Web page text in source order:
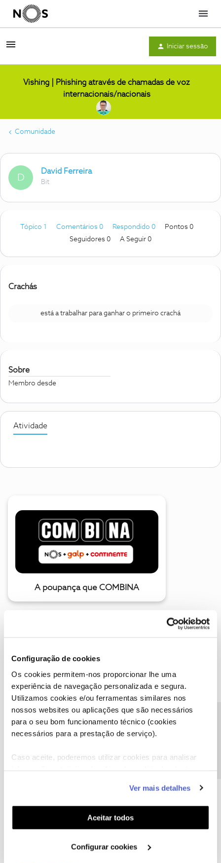
Configuração de cookies
Os cookies permitem-nos proporcionar lhe uma
experiência de navegação personalizada e segura.
Utilizamos cookies e/ou ferramentas similares nos
nossos websites ou aplicações que são necessários
para o seu bom funcionamento técnico (cookies
necessários para a prestação de serviço).
Caso aceite, poderemos utilizar cookies para analisar
funcionalidades (cookies de personalização e
funcionalidade) e adaptar anúncios aos seus interesses
(cookies de publicidade personalizada). Pode gerir a
utilização dos cookies clicando em "Configurar
Ver mais detalhes
Aceitar todos
Configurar cookies
Menu
Iniciar sessão
Vishing | Phishing através de chamadas de voz
internacionais/nacionais
Comunidade
D
David Ferreira
Bit
Tópico 1 Comentários 0 Respondido 0
Pontos 0
Seguidores 0 A Seguir 0
Crachás
está a trabalhar para ganhar o primeiro crachá
Sobre
Membro desde
Atividade
A poupança que COMBINA
Descubra as novidades de julho
Hall of Fame de julho
17 soluções